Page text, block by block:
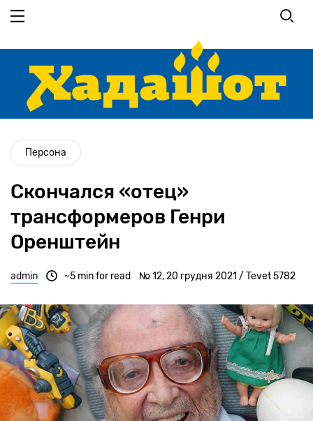
основного
Персона
Скончался «отец»
трансформеров Генри
Оренштейн
admin № 12, 20 грудня 2021 / Tevet 5782
~5 min for read